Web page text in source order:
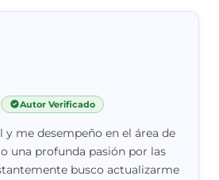
Autor Verificado
me desempeño en el área de
una profunda pasión por las
busco actualizarme